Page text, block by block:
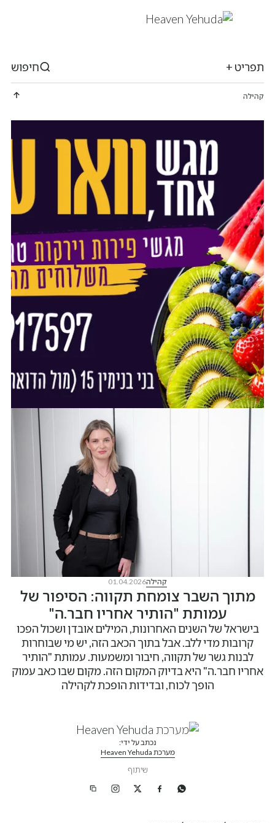
תפריט + חיפוש
קהילה
קהילה01.04.2026
מתוך השבר צומחת תקווה: הסיפור של
עמותת "הותיר אחריו חבר.ה"
בישראל של השנים האחרונות, המילים אובדן ושכול הפכו
קרובות מדי ללב. אבל בתוך הכאב הזה, יש מי שבוחרות
לבנות גשר של תקווה, חיבור ומשמעות. עמותת "הותיר
אחריו חבר.ה" היא בדיוק המקום הזה. מקום שבו כאב עמוק
הופך לכוח, ובדידות הופכת לקהילה
נכתב על ידי:
מערכת Heaven Yehuda
שיתוף